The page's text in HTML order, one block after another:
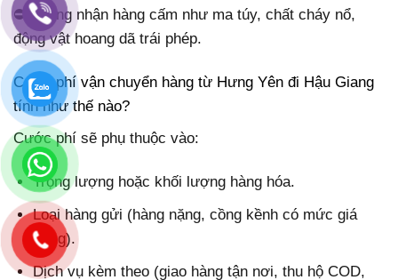
⛔ Không nhận hàng cấm như ma túy, chất cháy nổ,
động vật hoang dã trái phép.
Cước phí vận chuyển hàng từ Hưng Yên đi Hậu Giang
tính như thế nào?
Cước phí sẽ phụ thuộc vào:
Trọng lượng hoặc khối lượng hàng hóa.
Loại hàng gửi (hàng nặng, cồng kềnh có mức giá
riêng).
Dịch vụ kèm theo (giao hàng tận nơi, thu hộ COD,